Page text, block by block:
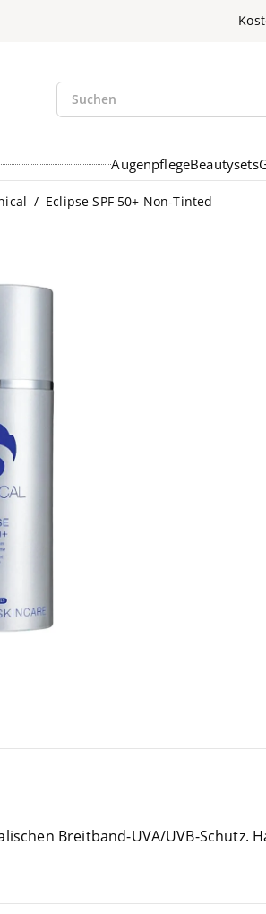
Suchen
Suche öffnen
AugenpflegeBeautysets
/ Eclipse SPF 50+ Non-Tinted
Breit­band-UVA/UVB-Schutz.